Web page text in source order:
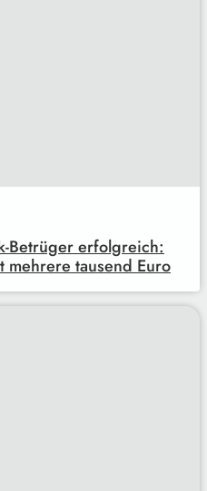
Betrüger erfolgreich:
mehrere tausend Euro